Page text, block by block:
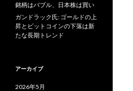
銘柄はバブル、日本株は買い
ガンドラック氏: ゴールドの上
昇とビットコインの下落は新
たな長期トレンド
アーカイブ
2026年5月